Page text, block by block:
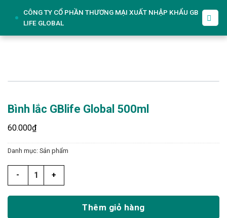
CÔNG TY CỔ PHẦN THƯƠNG MẠI XUẤT NHẬP KHẨU GB
LIFE GLOBAL
Bình lắc GBlife Global 500ml
60.000₫
Danh mục: Sản phẩm
Bình lắc GBlife Global 500ml số lượng
Thêm giỏ hàng